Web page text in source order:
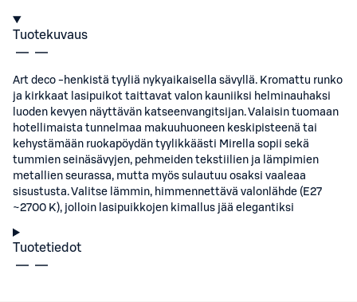
Tuotekuvaus
Art deco -henkistä tyyliä nykyaikaisella sävyllä. Kromattu runko
ja kirkkaat lasipuikot taittavat valon kauniiksi helminauhaksi
luoden kevyen näyttävän katseenvangitsijan. Valaisin tuomaan
hotellimaista tunnelmaa makuuhuoneen keskipisteenä tai
kehystämään ruokapöydän tyylikkäästi Mirella sopii sekä
tummien seinäsävyjen, pehmeiden tekstiilien ja lämpimien
metallien seurassa, mutta myös sulautuu osaksi vaaleaa
sisustusta. Valitse lämmin, himmennettävä valonlähde (E27
~2700 K), jolloin lasipuikkojen kimallus jää elegantiksi
Tuotetiedot